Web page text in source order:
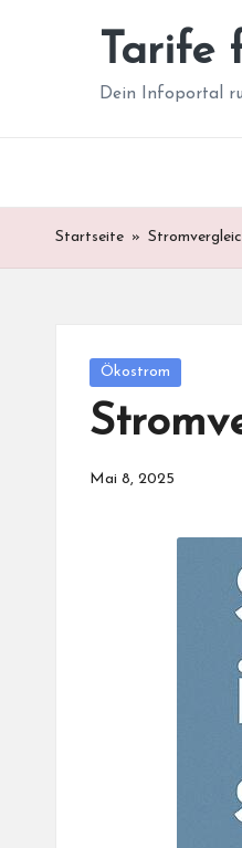
Tarife
Dein Infoportal
Startseite »
Posted
Ökostrom
Mai 8, 2025